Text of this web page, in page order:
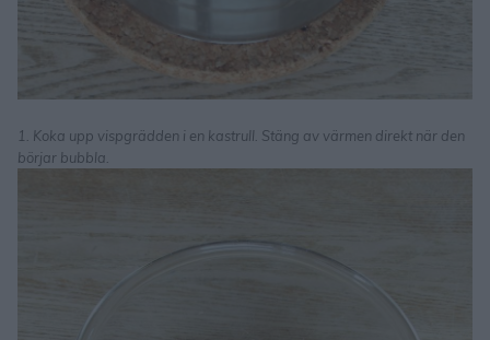
1. Koka upp vispgrädden i en kastrull. Stäng av värmen direkt när den
börjar bubbla.